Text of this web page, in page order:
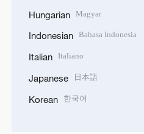
Hungarian Magyar
Indonesian Bahasa Indonesia
Italian Italiano
Japanese 日本語
Korean 한국어